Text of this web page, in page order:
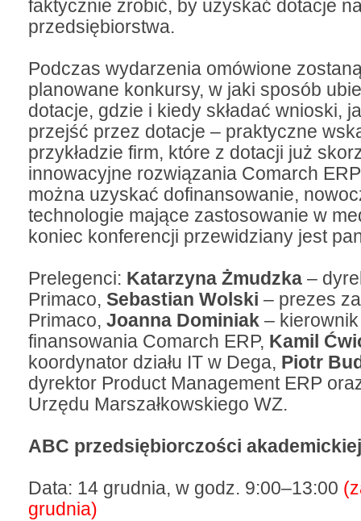
faktycznie zrobić, by uzyskać dotacje
przedsiębiorstwa.
Podczas wydarzenia omówione
planowane konkursy, w jaki sposób
dotacje, gdzie i kiedy składać wnioski,
przejść przez dotacje – praktyczne
przykładzie firm, które z dotacji już
innowacyjne rozwiązania Comarch
można uzyskać dofinansowanie,
technologie mające zastosowanie w
koniec konferencji przewidziany jest
Prelegenci: Katarzyna Żmudzka –
Primaco, Sebastian Wolski – prezes
Primaco, Joanna Dominiak –
finansowania Comarch ERP, Kamil
koordynator działu IT w Dega, Piotr
dyrektor Product Management ERP
Urzędu Marszałkowskiego WZ.
ABC przedsiębiorczości akademickiej
Data: 14 grudnia, w godz. 9:00–13:00
grudnia)